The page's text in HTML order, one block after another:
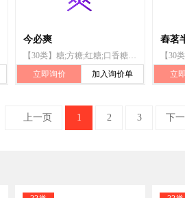
今必爽
【30类】糖;方糖;红糖;口香糖;糖果;甜食（糖果）;饼干;面粉;方便面;薄荷糖
立即询价
加入询价单
舂茗
立
上一页 1 2 3 下